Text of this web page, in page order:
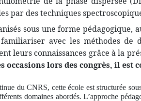
par des techniques
sous une forme
avec les méthodes de
leurs connaissances grâce à la
occasions lors des congrès, il est
du CNRS, cette école est structurée
domaines abordés. L’approche